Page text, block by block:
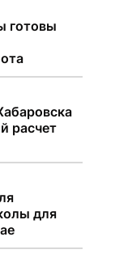
готовы
расчет
для